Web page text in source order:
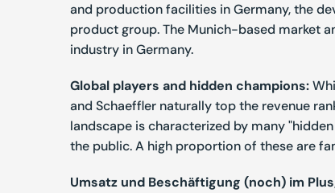
and production facilities in Germany, the
product group. The Munich-based market
industry in Germany.
Global players and hidden champions:
and Schaeffler naturally top the revenue
landscape is characterized by many
the public. A high proportion of these are
Umsatz und Beschäftigung (noch) im